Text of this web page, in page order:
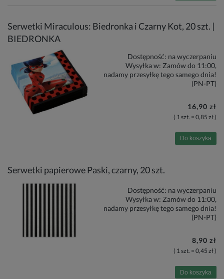
Serwetki Miraculous: Biedronka i Czarny Kot, 20 szt. |
BIEDRONKA
Dostępność: na wyczerpaniu
Wysyłka w: Zamów do 11:00,
nadamy przesyłkę tego samego dnia!
(PN-PT)
16,90 zł
( 1 szt. = 0,85 zł )
Do koszyka
Serwetki papierowe Paski, czarny, 20 szt.
Dostępność: na wyczerpaniu
Wysyłka w: Zamów do 11:00,
nadamy przesyłkę tego samego dnia!
(PN-PT)
8,90 zł
( 1 szt. = 0,45 zł )
Do koszyka